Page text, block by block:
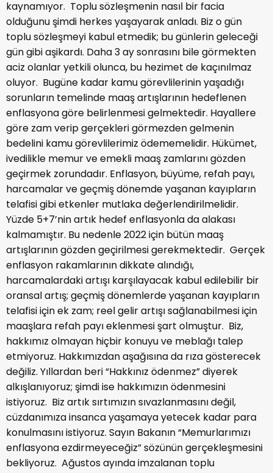
kaynamıyor. Toplu sözleşmenin nasıl bir facia
olduğunu şimdi herkes yaşayarak anladı. Biz o gün
toplu sözleşmeyi kabul etmedik; bu günlerin geleceği
gün gibi aşikardı. Daha 3 ay sonrasını bile görmekten
aciz olanlar yetkili olunca, bu hezimet de kaçınılmaz
oluyor. Bugüne kadar kamu görevlilerinin yaşadığı
sorunların temelinde maaş artışlarının hedeflenen
enflasyona göre belirlenmesi gelmektedir. Hayallere
göre zam verip gerçekleri görmezden gelmenin
bedelini kamu görevlilerimiz ödememelidir. Hükümet,
ivedilikle memur ve emekli maaş zamlarını gözden
geçirmek zorundadır. Enflasyon, büyüme, refah payı,
harcamalar ve geçmiş dönemde yaşanan kayıpların
telafisi gibi etkenler mutlaka değerlendirilmelidir.
Yüzde 5+7’nin artık hedef enflasyonla da alakası
kalmamıştır. Bu nedenle 2022 için bütün maaş
artışlarının gözden geçirilmesi gerekmektedir. Gerçek
enflasyon rakamlarının dikkate alındığı,
harcamalardaki artışı karşılayacak kabul edilebilir bir
oransal artış; geçmiş dönemlerde yaşanan kayıpların
telafisi için ek zam; reel gelir artışı sağlanabilmesi için
maaşlara refah payı eklenmesi şart olmuştur. Biz,
hakkımız olmayan hiçbir konuyu ve meblağı talep
etmiyoruz. Hakkımızdan aşağısına da rıza gösterecek
değiliz. Yıllardan beri “Hakkınız ödenmez” diyerek
alkışlanıyoruz; şimdi ise hakkımızın ödenmesini
istiyoruz. Biz artık sırtımızın sıvazlanmasını değil,
cüzdanımıza insanca yaşamaya yetecek kadar para
konulmasını istiyoruz. Sayın Bakanın “Memurlarımızı
enflasyona ezdirmeyeceğiz” sözünün gerçekleşmesini
bekliyoruz. Ağustos ayında imzalanan toplu